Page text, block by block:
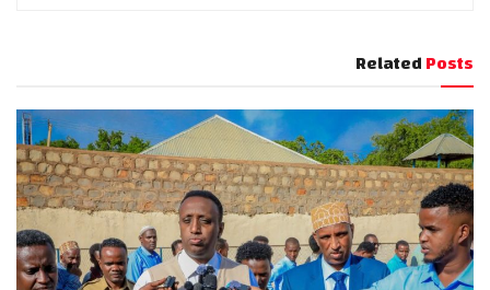
RelatedPosts